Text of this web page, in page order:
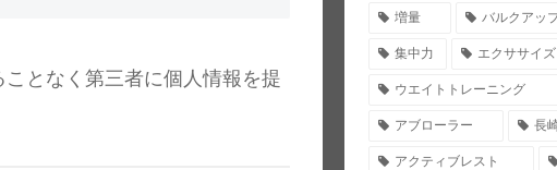
となく第三者に個人情報を提
増量 バルクアッ
集中力 エクササイズ
ウエイトトレーニング
アブローラー 長
アクティブレスト